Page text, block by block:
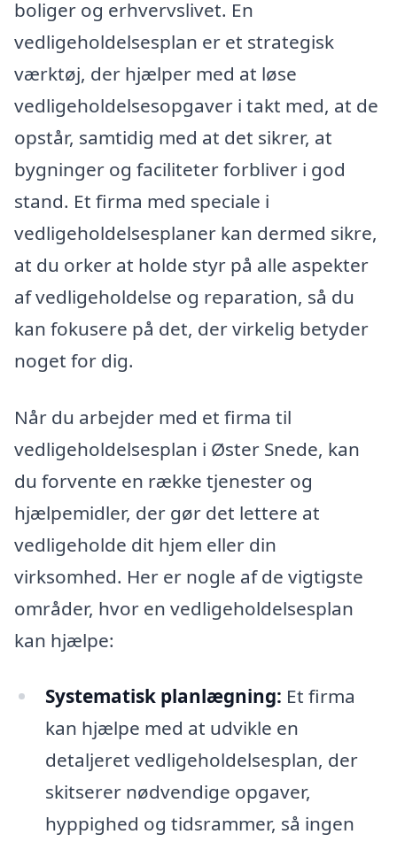
boliger og erhvervslivet. En
vedligeholdelsesplan er et strategisk
værktøj, der hjælper med at løse
vedligeholdelsesopgaver i takt med, at de
opstår, samtidig med at det sikrer, at
bygninger og faciliteter forbliver i god
stand. Et firma med speciale i
vedligeholdelsesplaner kan dermed sikre,
at du orker at holde styr på alle aspekter
af vedligeholdelse og reparation, så du
kan fokusere på det, der virkelig betyder
noget for dig.
Når du arbejder med et firma til
vedligeholdelsesplan i Øster Snede, kan
du forvente en række tjenester og
hjælpemidler, der gør det lettere at
vedligeholde dit hjem eller din
virksomhed. Her er nogle af de vigtigste
områder, hvor en vedligeholdelsesplan
kan hjælpe:
Systematisk planlægning: Et firma
kan hjælpe med at udvikle en
detaljeret vedligeholdelsesplan, der
skitserer nødvendige opgaver,
hyppighed og tidsrammer, så ingen